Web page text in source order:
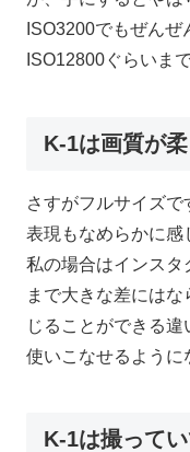
ISO3200でもぜん
ISO12800ぐらいま
K-1は画質が
さすがフルサイズ
表現もなめらかに感
私の場合はインスタ
まで大きな差には
じることができる違
使いこなせるように
K-1は撮って